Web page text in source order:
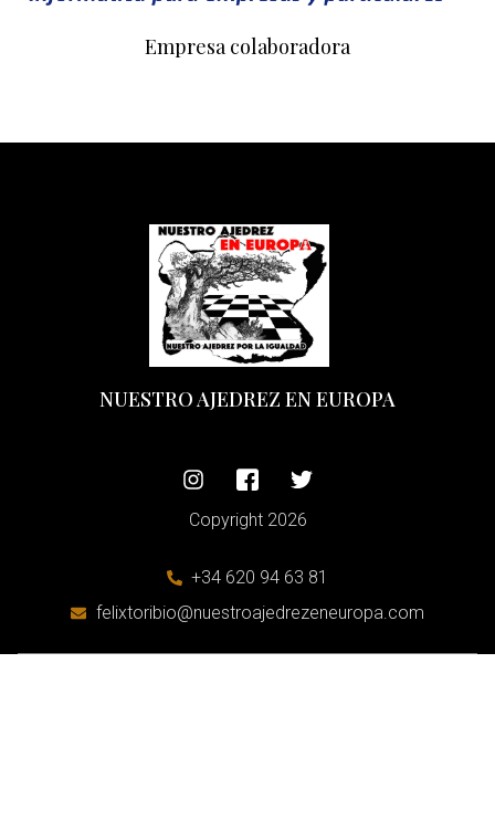
Empresa colaboradora
NUESTRO AJEDREZ EN EUROPA
Copyright 2026
+34 620 94 63 81
felixtoribio@nuestroajedrezeneuropa.com